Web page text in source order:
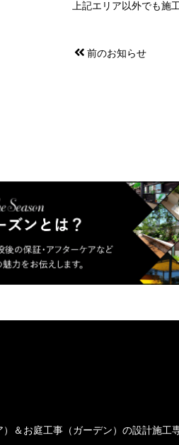
上記エリア以外でも施
前のお知らせ
＆お庭工事（ガーデン）の設計施工